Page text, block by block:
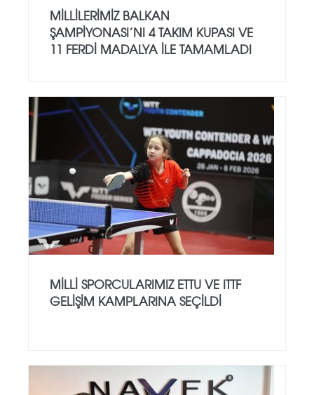
MILLILERIMIZ BALKAN
ŞAMPIYONASI’NI 4 TAKIM KUPASI VE
11 FERDI MADALYA ILE TAMAMLADI
MILLI SPORCULARIMIZ ETTU VE ITTF
GELIŞIM KAMPLARINA SEÇILDI